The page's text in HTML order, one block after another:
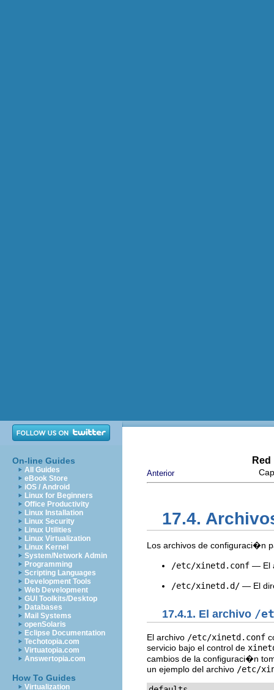
On-line Guides
All Guides
eBook Store
iOS / Android
Linux for Beginners
Office Productivity
Linux Installation
Linux Security
Linux Utilities
Linux Virtualization
Linux Kernel
System/Network Admin
Programming
Scripting Languages
Development Tools
Web Development
GUI Toolkits/Desktop
Databases
Mail Systems
openSolaris
Eclipse Documentation
Techotopia.com
Virtuatopia.com
Answertopia.com
How To Guides
Virtualization
Anterior
17.4.
Los archivos de configuraci�n
/etc/xinetd.conf — El
/etc/xinetd.d/ — El
17.4.1. El archivo /
El archivo /etc/xinetd.conf
servicio bajo el control de
cambios de la configuraci�n
un ejemplo del archivo /etc/